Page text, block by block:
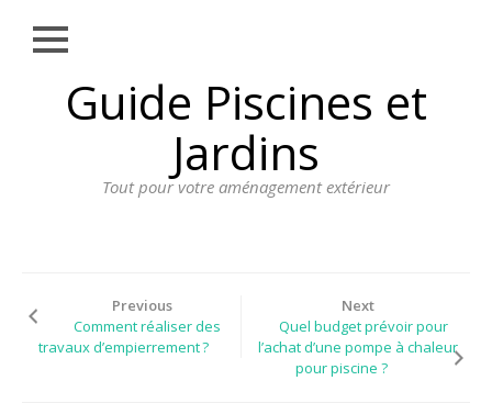
Guide Piscines et
Jardins
Tout pour votre aménagement extérieur
Close
AMÉNAGEMENT
EXTÉRIEUR
PLANTATIONS
REVÊTEMENT
Previous
Comment réaliser des
travaux d’empierrement ?
Next
Quel budget prévoir pour
l’achat d’une pompe à chaleur
pour piscine ?